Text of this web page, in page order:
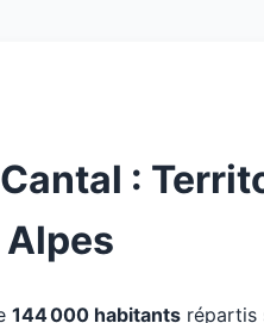
:
Alpes
144 000 habitants répartis